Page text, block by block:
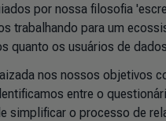
por nossa filosofia
trabalhando para um
quanto os usuários de
nos nossos objetivos
entre o
simplificar o processo de